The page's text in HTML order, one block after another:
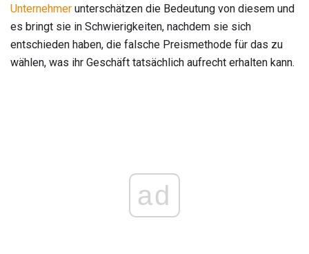
Unternehmer unterschätzen die Bedeutung von diesem und
es bringt sie in Schwierigkeiten, nachdem sie sich
entschieden haben, die falsche Preismethode für das zu
wählen, was ihr Geschäft tatsächlich aufrecht erhalten kann.
ad